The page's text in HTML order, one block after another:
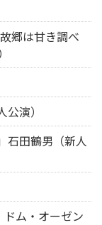
郷は甘き調べ
演）
田鶴男（新人
ム・オーゼン